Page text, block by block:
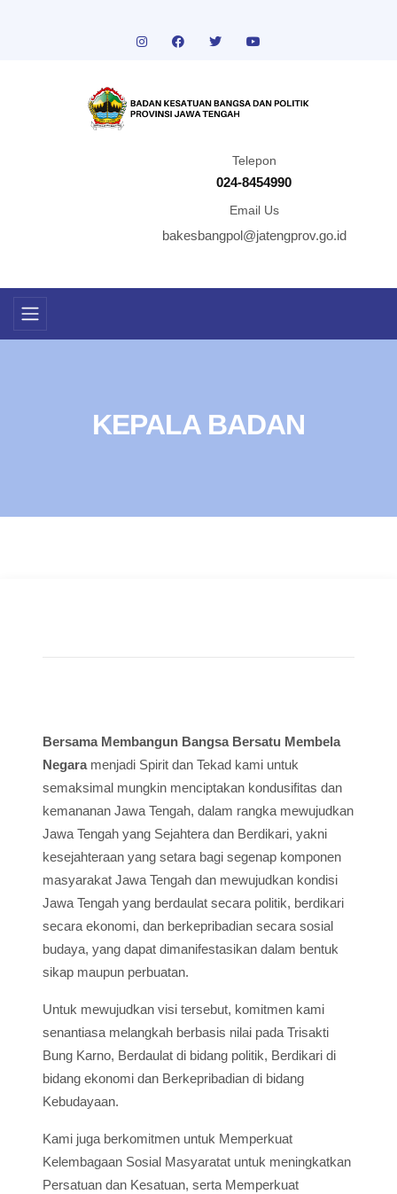
Telepon
024-8454990
Email Us
bakesbangpol@jatengprov.go.id
KEPALA BADAN
Bersama Membangun Bangsa Bersatu Membela
Negaramenjadi Spirit dan Tekad kami untuk
semaksimal mungkin menciptakan kondusifitas dan
kemananan Jawa Tengah, dalam rangka mewujudkan
Jawa Tengah yang Sejahtera dan Berdikari, yakni
kesejahteraan yang setara bagi segenap komponen
masyarakat Jawa Tengah dan mewujudkan kondisi
Jawa Tengah yang berdaulat secara politik, berdikari
secara ekonomi, dan berkepribadian secara sosial
budaya, yang dapat dimanifestasikan dalam bentuk
sikap maupun perbuatan.
Untuk mewujudkan visi tersebut, komitmen kami
senantiasa melangkah berbasis nilai pada Trisakti
Bung Karno, Berdaulat di bidang politik, Berdikari di
bidang ekonomi dan Berkepribadian di bidang
Kebudayaan.
Kami juga berkomitmen untuk Memperkuat
Kelembagaan Sosial Masyaratat untuk meningkatkan
Persatuan dan Kesatuan, serta Memperkuat